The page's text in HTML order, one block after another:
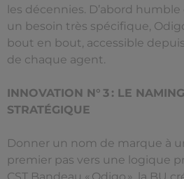
les décennies. D’abord
un besoin très spécifique,
bout en bout, accessible
de chaque agent.
INNOVATION N° 3 : LE
STRATÉGIQUE
Donner un nom de marque à
premier pas vers une logique